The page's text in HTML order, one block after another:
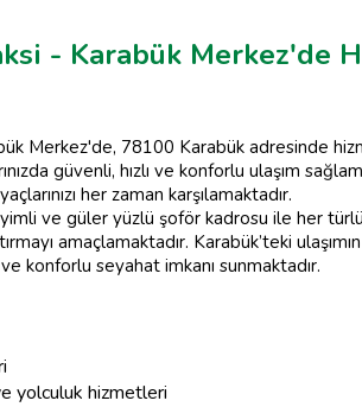
- Karabük Merkez'de
Merkez'de, 78100 Karabük adresinde
güvenli, hızlı ve konforlu ulaşım
her zaman karşılamaktadır.
ve güler yüzlü şoför kadrosu ile her
amaçlamaktadır. Karabük’teki
konforlu seyahat imkanı sunmaktadır.
yolculuk hizmetleri